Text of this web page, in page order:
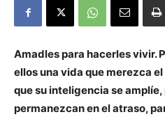
Amadles para hacerles vivir.
ellos una vida que merezca
que su inteligencia se amplíe,
permanezcan en el atraso,